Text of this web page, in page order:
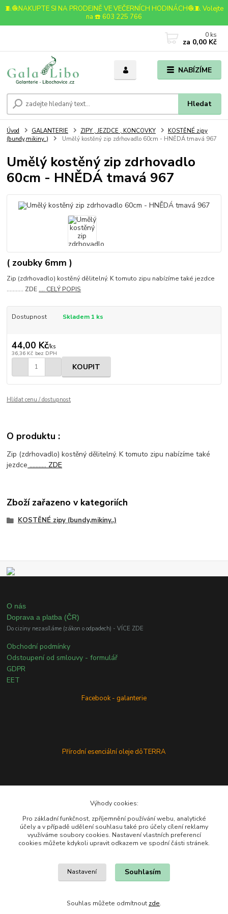
🧵🧶NAKUPTE SI NA PRODEJNĚ VE VEČERNÍCH HODINÁCH🧶🧵 Volejte
na ☎️ 603 225 766
NABÍZÍME
Hledat
0 ks
za 0,00 Kč
Úvod GALANTERIE ZIPY , JEZDCE , KONCOVKY
KOSTĚNÉ zipy
(bundy,mikiny..)
Umělý kostěný zip zdrhovadlo 60cm - HNĚDÁ tmavá 967
Umělý kostěný zip zdrhovadlo
60cm - HNĚDÁ tmavá 967
( zoubky 6mm )
Zip (zdrhovadlo) kostěný dělitelný. K tomuto zipu nabízíme také jezdce
........... ZDE .... CELÝ POPIS
Dostupnost Skladem 1 ks
44,00 Kč/ks
36,36 Kč bez DPH
KOUPIT
Hlídat cenu / dostupnost
O produktu :
Zip (zdrhovadlo) kostěný dělitelný. K tomuto zipu nabízíme také
jezdce ........... ZDE
Zboží zařazeno v kategoriích
KOSTĚNÉ zipy (bundy,mikiny..)
O nás
Doprava a platba (ČR)
Do ciziny nezasíláme (zákon o odpadech) - VÍCE ZDE
Obchodní podmínky
Odstoupení od smlouvy - formulář
GDPR
EET
Facebook - galanterie
Přírodní esenciální oleje dōTERRA
Výhody cookies:
Pro základní funkčnost, zpříjemnění používání webu, analytické
účely a v případě udělení souhlasu také pro účely cílení reklamy
využíváme soubory cookies. Nastavení vlastních preferencí
cookies můžete kdykoli upravit odkazem ve spodní části stránek.
Nastavení Souhlasím
Souhlas můžete odmítnout zde.